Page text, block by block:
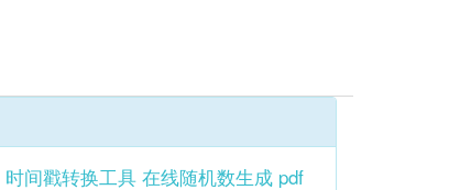
时间戳转换工具 在线随机数生成 pdf